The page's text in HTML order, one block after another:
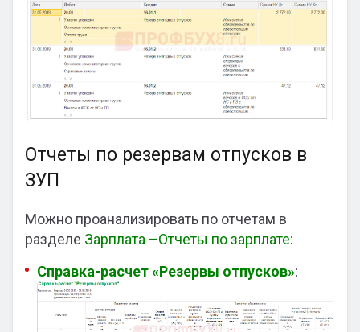
Отчеты по резервам отпусков в
ЗУП
Можно проанализировать по отчетам в
разделе Зарплата –Отчеты по зарплате:
Справка-расчет «Резервы отпусков»: